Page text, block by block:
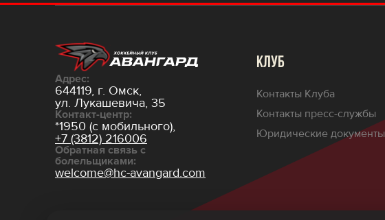
Адрес:
644119, г. Омск,
ул. Лукашевича, 35
Контакт-центр:
*1950 (с мобильного),
+7 (3812) 216006
Обратная связь с
болельщиками:
welcome@hc-avangard.com
КЛУБ
Контакты Клуба
Контакты пресс-службы
Юридические документы